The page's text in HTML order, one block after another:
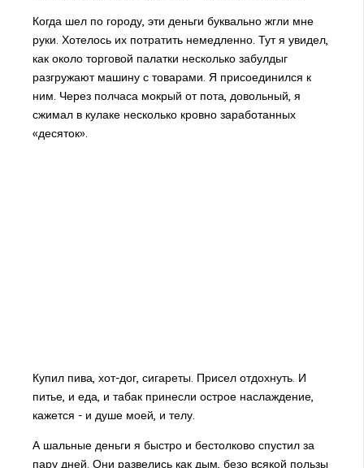
Когда шел по городу, эти деньги буквально жгли мне
руки. Хотелось их потратить немедленно. Тут я увидел,
как около торговой палатки несколько забулдыг
разгружают машину с товарами. Я присоединился к
ним. Через полчаса мокрый от пота, довольный, я
сжимал в кулаке несколько кровно заработанных
«десяток».
Купил пива, хот-дог, сигареты. Присел отдохнуть. И
питье, и еда, и табак принесли острое наслаждение,
кажется - и душе моей, и телу.
А шальные деньги я быстро и бестолково спустил за
пару дней. Они развелись как дым, безо всякой пользы